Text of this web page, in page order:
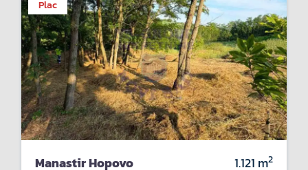
Plac
Manastir Hopovo 1.121 m2